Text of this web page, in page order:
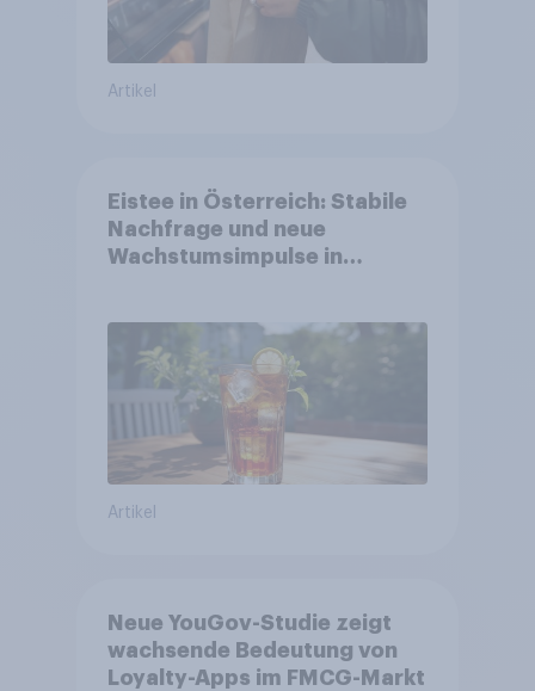
Artikel
Eistee in Österreich: Stabile
Nachfrage und neue
Wachstumsimpulse in
Artikel
Neue YouGov-Studie zeigt
wachsende Bedeutung von
Loyalty-Apps im FMCG-Markt